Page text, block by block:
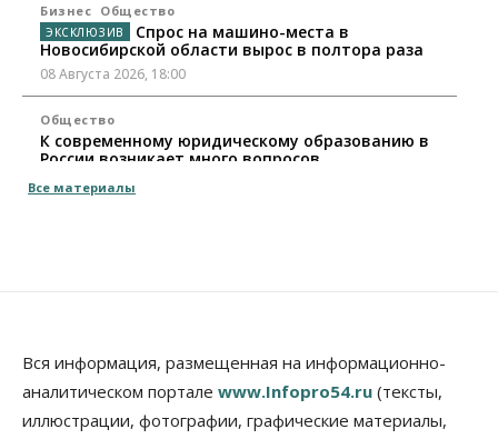
Бизнес Общество
Спрос на машино-места в
Новосибирской области вырос в полтора раза
08 Августа 2026, 18:00
Общество
К современному юридическому образованию в
России возникает много вопросов
08 Августа 2026, 17:00
Искусственный интеллект впервые выписал
штраф за борщевик
08 Августа 2026, 15:00
Все материалы
Вся информация, размещенная на информационно-
аналитическом портале www.Infopro54.ru (тексты,
иллюстрации, фотографии, графические материалы,